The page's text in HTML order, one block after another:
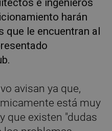
e ingenieros
harán
le encuentran al
avisan ya que,
está muy
que existen "dudas